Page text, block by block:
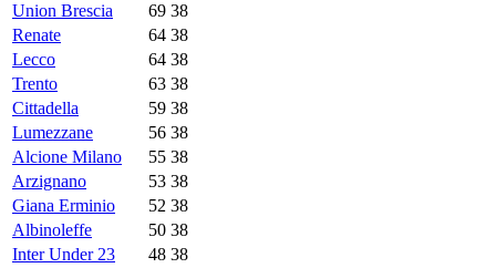
Union Brescia
69 38
Renate
64 38
Lecco
64 38
Trento
63 38
Cittadella
59 38
Lumezzane
56 38
Alcione Milano
55 38
Arzignano
53 38
Giana Erminio
52 38
Albinoleffe
50 38
Inter Under 23
48 38